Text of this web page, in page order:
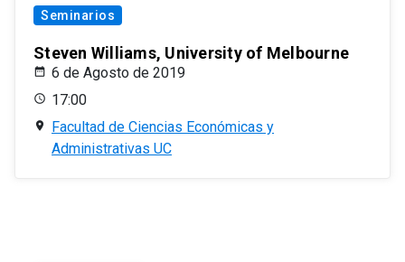
Seminarios
Steven Williams, University of Melbourne
6 de Agosto de 2019
17:00
Facultad de Ciencias Económicas y
Administrativas UC